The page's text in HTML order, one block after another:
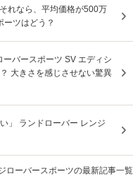
れなら、平均価格が500万
ーツはどう？
ーバースポーツ SV エディシ
大きさを感じさせない驚異
」 ランドローバー レンジ
ローバースポーツの最新記事一覧